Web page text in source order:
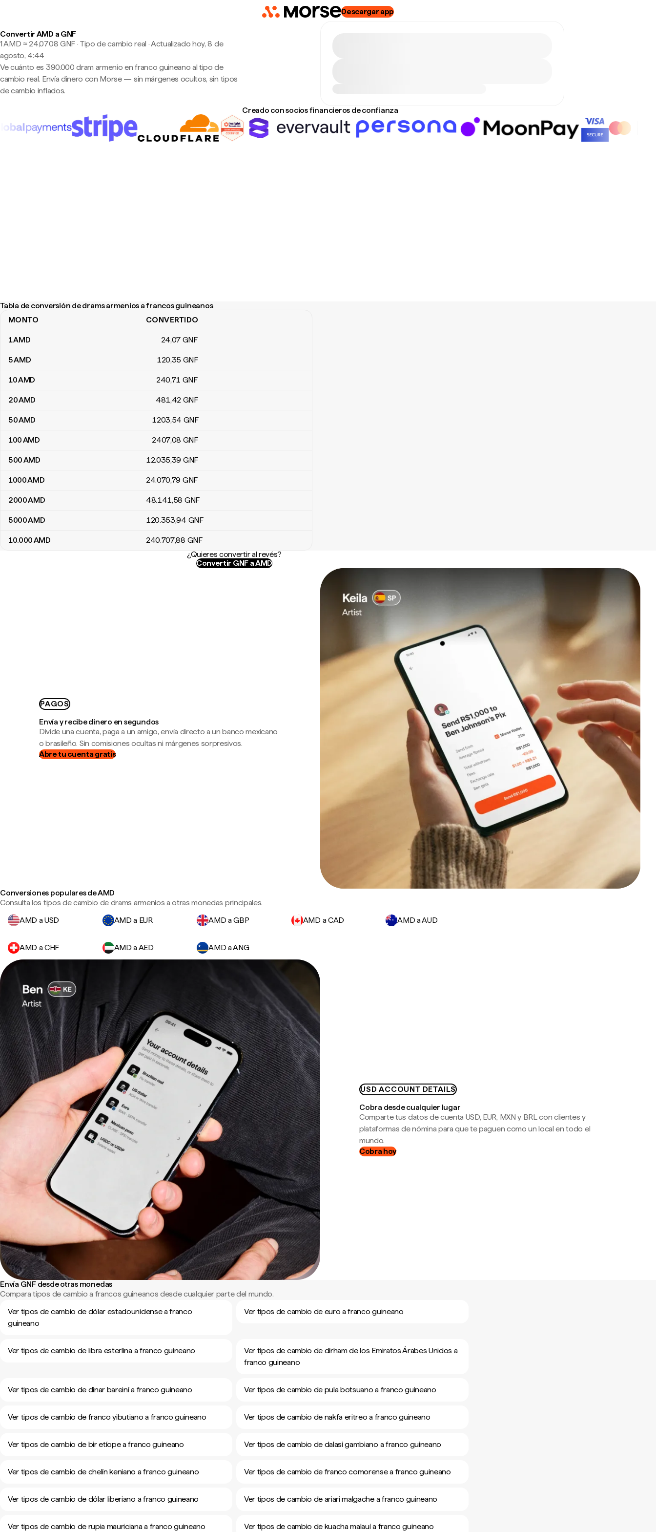
Descargar app
Convertir AMD a GNF
1 AMD ≈ 24,0708 GNF · Tipo de cambio real ·Actualizado hoy, 8 de
agosto, 4:44
Ve cuánto es 390.000 dram armenio en franco guineano al tipo de
cambio real. Envía dinero con Morse — sin márgenes ocultos, sin tipos
de cambio inflados.
Creado con socios financieros de confianza
Tabla de conversión de drams armenios a francos guineanos
Tabla de conversión de drams armenios a francos guineanos
MONTO CONVERTIDO
1AMD 24,07 GNF
5AMD 120,35 GNF
10AMD 240,71 GNF
20AMD 481,42 GNF
50AMD 1203,54 GNF
100AMD 2407,08 GNF
500AMD 12.035,39 GNF
1000AMD 24.070,79 GNF
2000AMD 48.141,58 GNF
5000AMD 120.353,94 GNF
10.000AMD 240.707,88 GNF
¿Quieres convertir al revés?
Convertir GNF a AMD
PAGOS
Envía y recibe dinero en segundos
Divide una cuenta, paga a un amigo, envía directo a un banco mexicano
o brasileño. Sin comisiones ocultas ni márgenes sorpresivos.
Abre tu cuenta gratis
Conversiones populares de AMD
Consulta los tipos de cambio de drams armenios a otras monedas principales.
AMD a USD
AMD a EUR AMD a GBP AMD a CAD AMD a AUD
AMD a CHF AMD a AED AMD a ANG
USD ACCOUNT DETAILS
Cobra desde cualquier lugar
Comparte tus datos de cuenta USD, EUR, MXN y BRL con clientes y
plataformas de nómina para que te paguen como un local en todo el
mundo.
Cobra hoy
Envía GNF desde otras monedas
Compara tipos de cambio a francos guineanos desde cualquier parte del mundo.
Ver tipos de cambio de dólar estadounidense a franco
guineano
Ver tipos de cambio de euro a franco guineano
Ver tipos de cambio de libra esterlina a franco guineano
Ver tipos de cambio de dírham de los Emiratos Árabes Unidos a
franco guineano
Ver tipos de cambio de dinar bareiní a franco guineano Ver tipos de cambio de pula botsuano a franco guineano
Ver tipos de cambio de franco yibutiano a franco guineano Ver tipos de cambio de nakfa eritreo a franco guineano
Ver tipos de cambio de bir etíope a franco guineano Ver tipos de cambio de dalasi gambiano a franco guineano
Ver tipos de cambio de chelín keniano a franco guineano Ver tipos de cambio de franco comorense a franco guineano
Ver tipos de cambio de dólar liberiano a franco guineano Ver tipos de cambio de ariari malgache a franco guineano
Ver tipos de cambio de rupia mauriciana a franco guineano Ver tipos de cambio de kuacha malauí a franco guineano